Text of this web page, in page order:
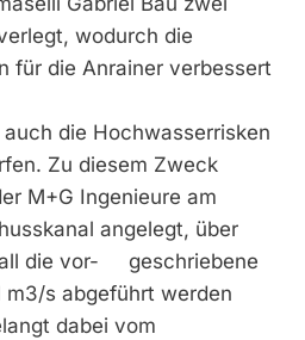
wodurch die
für die Anrainer verbessert
die Hochwasserrisken
Zu diesem Zweck
M+G Ingenieure am
angelegt, über
die vor- geschriebene
m3/s abgeführt werden
dabei vom